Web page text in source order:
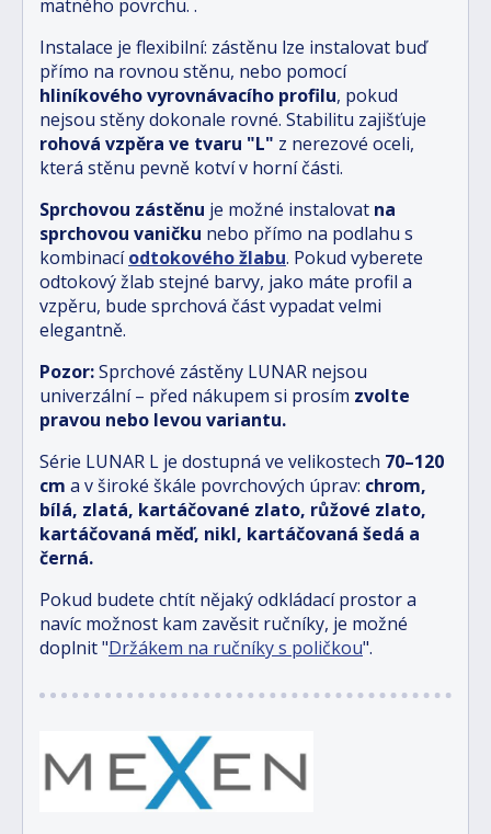
matného povrchu. .
Instalace je flexibilní: zástěnu lze instalovat buď
přímo na rovnou stěnu, nebo pomocí
hliníkového vyrovnávacího profilu, pokud
nejsou stěny dokonale rovné. Stabilitu zajišťuje
rohová vzpěra ve tvaru "L" z nerezové oceli,
která stěnu pevně kotví v horní části.
Sprchovou zástěnu je možné instalovat na
sprchovou vaničku nebo přímo na podlahu s
kombinací odtokového žlabu. Pokud vyberete
odtokový žlab stejné barvy, jako máte profil a
vzpěru, bude sprchová část vypadat velmi
elegantně.
Pozor:Sprchové zástěny LUNAR nejsou
univerzální – před nákupem si prosím zvolte
pravou nebo levou variantu.
Série LUNAR L je dostupná ve velikostech 70–120
cm a v široké škále povrchových úprav: chrom,
bílá, zlatá, kartáčované zlato, růžové zlato,
kartáčovaná měď, nikl, kartáčovaná šedá a
černá.
Pokud budete chtít nějaký odkládací prostor a
navíc možnost kam zavěsit ručníky, je možné
doplnit "Držákem na ručníky s poličkou".